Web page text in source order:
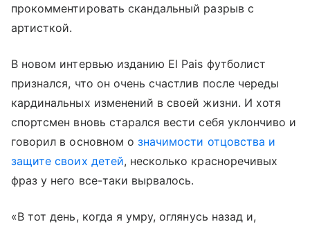
прокомментировать скандальный разрыв с
артисткой.
В новом интервью изданию El Pais футболист
признался, что он очень счастлив после череды
кардинальных изменений в своей жизни. И хотя
спортсмен вновь старался вести себя уклончиво и
говорил в основном означимости отцовства и
защите своих детей, несколько красноречивых
фраз у него все-таки вырвалось.
«В тот день, когда я умру, оглянусь назад и,